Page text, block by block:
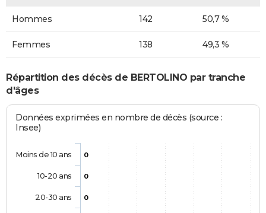
Hommes 142 50,7 %
Femmes 138 49,3 %
Répartition des décès de BERTOLINO par tranche
d'âges
Données exprimées en nombre de décès (source :
Insee)
0
0
0
Moins de 10 ans
10-20 ans
20-30 ans